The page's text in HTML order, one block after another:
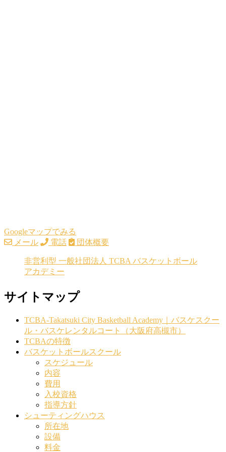
Googleマップでみる
メール
電話 団体概要
非営利型 一般社団法人 TCBA バスケットボール
アカデミー
サイトマップ
TCBA-Takatsuki City Basketball Academy｜バスケスクー
ル・バスケレンタルコート（大阪府高槻市）
TCBAの特徴
バスケットボールスクール
スケジュール
内容
費用
入校資格
指導方針
シューティングハウス
所在地
設備
料金